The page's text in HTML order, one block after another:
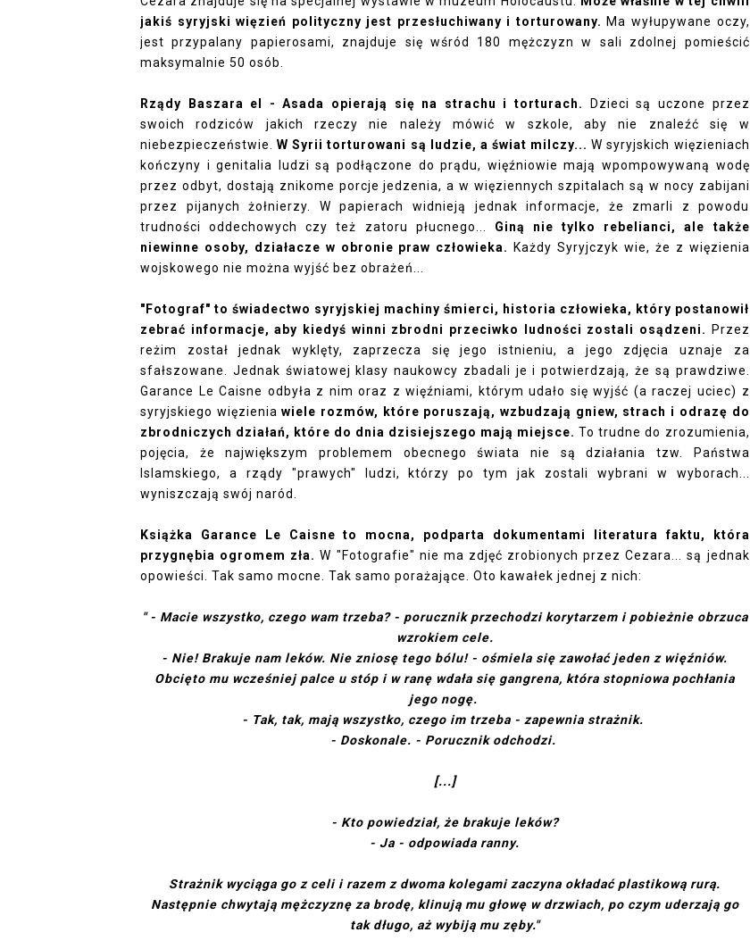
jakiś syryjski więzień polityczny jest przesłuchiwany i torturowany. Ma wyłupywane oczy,
jest przypalany papierosami, znajduje się wśród 180 mężczyzn w sali zdolnej pomieścić
maksymalnie 50 osób.
Rządy Baszara el - Asada opierają się na strachu i torturach.
Dzieci są uczone przez
swoich rodziców jakich rzeczy nie należy mówić w szkole, aby nie znaleźć się w
niebezpieczeństwie.W Syrii torturowani są ludzie, a świat milczy... W syryjskich więzieniach
kończyny i genitalia ludzi są podłączone do prądu, więźniowie mają wpompowywaną wodę
przez odbyt, dostają znikome porcje jedzenia, a w więziennych szpitalach są w nocy zabijani
przez pijanych żołnierzy. W papierach widnieją jednak informacje, że zmarli z powodu
trudności oddechowych czy też zatoru płucnego... Giną nie tylko rebelianci, ale także
niewinne osoby, działacze w obronie praw człowieka.
Każdy Syryjczyk wie, że z więzienia
wojskowego nie można wyjść bez obrażeń...
"Fotograf" to świadectwo syryjskiej machiny śmierci, historia człowieka, który postanowił
zebrać informacje, aby kiedyś winni zbrodni przeciwko ludności zostali osądzeni.
Przez
reżim został jednak wyklęty, zaprzecza się jego istnieniu, a jego zdjęcia uznaje za
sfałszowane. Jednak światowej klasy naukowcy zbadali je i potwierdzają, że są prawdziwe.
Garance Le Caisne odbyła z nim oraz z więźniami, którym udało się wyjść (a raczej uciec) z
syryjskiego więzieniawiele rozmów, które poruszają, wzbudzają gniew, strach i odrazę do
zbrodniczych działań, które do dnia dzisiejszego mają miejsce.To trudne do zrozumienia,
pojęcia, że największym problemem obecnego świata nie są działania tzw. Państwa
Islamskiego, a rządy "prawych" ludzi, którzy po tym jak zostali wybrani w wyborach...
wyniszczają swój naród.
Książka Garance Le Caisne to mocna, podparta dokumentami literatura faktu, która
przygnębia ogromem zła. W "Fotografie" nie ma zdjęć zrobionych przez Cezara... są jednak
opowieści. Tak samo mocne. Tak samo porażające. Oto kawałek jednej z nich:
" - Macie wszystko, czego wam trzeba? - porucznik przechodzi korytarzem i pobieżnie obrzuca
wzrokiem cele.
- Nie! Brakuje nam leków. Nie zniosę tego bólu! - ośmiela się zawołać jeden z więźniów.
Obcięto mu wcześniej palce u stóp i w ranę wdała się gangrena, która stopniowa pochłania
jego nogę.
- Tak, tak, mają wszystko, czego im trzeba - zapewnia strażnik.
- Doskonale. - Porucznik odchodzi.
[...]
- Kto powiedział, że brakuje leków?
- Ja - odpowiada ranny.
Strażnik wyciąga go z celi i razem z dwoma kolegami zaczyna okładać plastikową rurą.
Następnie chwytają mężczyznę za brodę, klinują mu głowę w drzwiach, po czym uderzają go
tak długo, aż wybiją mu zęby."